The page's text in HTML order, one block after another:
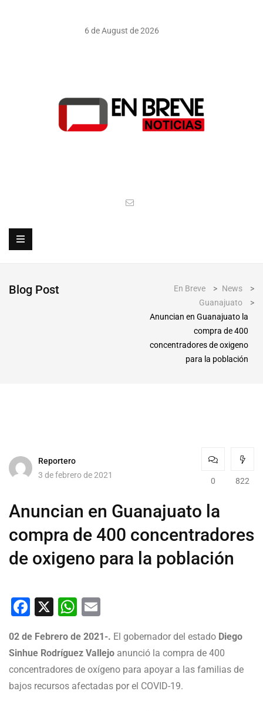
6 de August de 2026
Blog Post En Breve > News
>
Guanajuato
>
Anuncian en Guanajuato la
compra de 400
concentradores de oxigeno
para la población
Reportero
3 de febrero de 2021
0 822
Anuncian en Guanajuato la
compra de 400 concentradores
de oxigeno para la población
Facebook
X WhatsApp
02 de Febrero de 2021-. El gobernador del estado Diego
Sinhue Rodríguez Vallejo anunció la compra de 400
concentradores de oxígeno para apoyar a las familias de
bajos recursos afectadas por el COVID-19.